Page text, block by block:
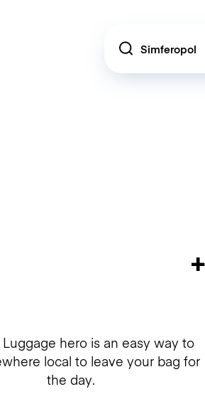
Location
hero is an easy way to
local to leave your bag for
the day.